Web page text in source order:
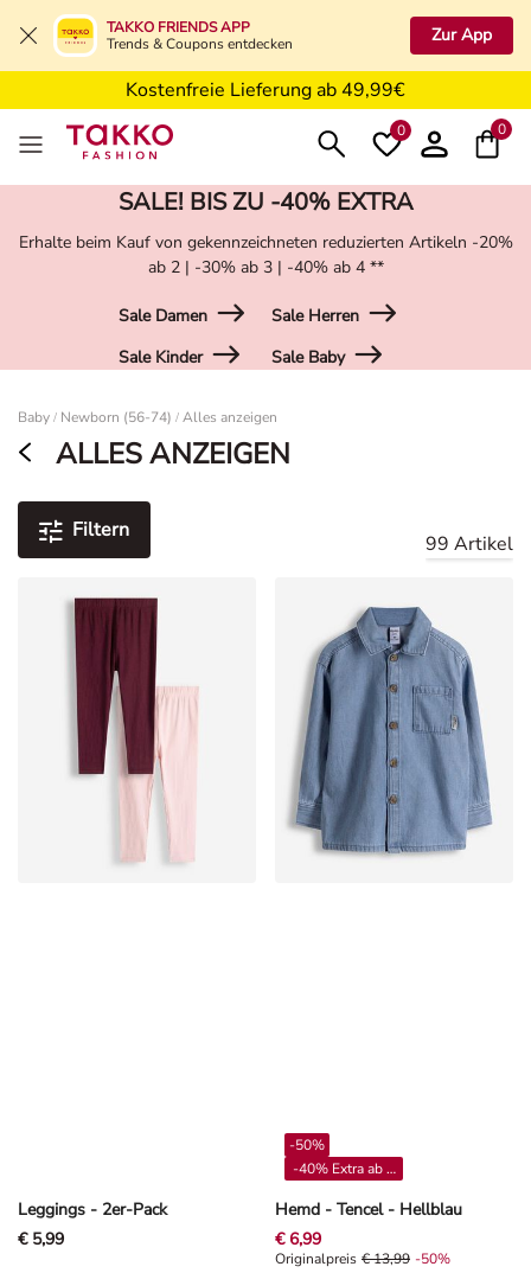
TAKKO FRIENDS APP
Trends & Coupons entdecken
Zur App
Kostenfreie Retoure in der Filiale
Kostenfreie Lieferung ab 49,99€
5€ Gutschein nach Registrierung*
0 0
SALE! BIS ZU -40% EXTRA
Erhalte beim Kauf von gekennzeichneten reduzierten Artikeln -20%
ab 2 | -30% ab 3 | -40% ab 4 **
Sale Damen
Sale Herren
Sale Kinder
Sale Baby
Baby / Newborn (56-74) / Alles anzeigen
ALLES ANZEIGEN
Filtern
99 Artikel
Leggings - 2er-Pack
€ 5,99
Hemd - Tencel - Hellblau
-50%
-40% Extra ab 4**
€ 6,99
Originalpreis € 13,99, Rabat -50%
Originalpreis € 13,99 -50%